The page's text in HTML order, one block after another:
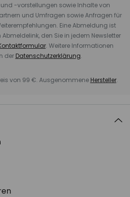
-vorstellungen sowie Inhalte von
und Umfragen sowie Anfragen für
Eine Abmeldung ist
den Sie in jedem Newsletter
. Weitere Informationen
der Datenschutzerklärung.
von 99 €. Ausgenommene Hersteller.